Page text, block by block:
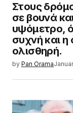
Στους
σε βουνά
υψόμετρο,
συχνή και η
ολισθηρή.
by Pan Orama